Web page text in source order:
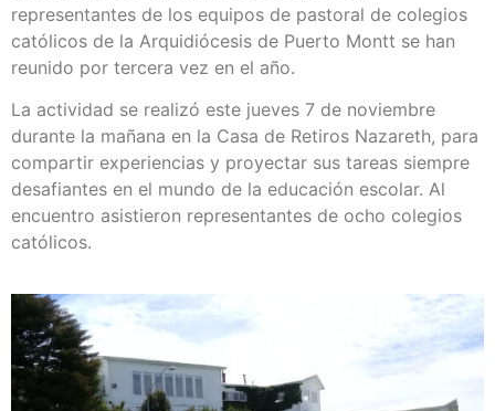
representantes de los equipos de pastoral de colegios
católicos de la Arquidiócesis de Puerto Montt se han
reunido por tercera vez en el año.
La actividad se realizó este jueves 7 de noviembre
durante la mañana en la Casa de Retiros Nazareth, para
compartir experiencias y proyectar sus tareas siempre
desafiantes en el mundo de la educación escolar. Al
encuentro asistieron representantes de ocho colegios
católicos.